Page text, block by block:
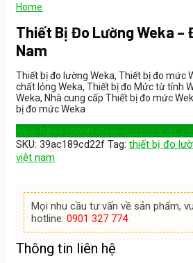
Home
Thiết Bị Đo Lường Weka –
Nam
Thiết bị đo lường Weka, Thiết bị đo mức
chất lỏng Weka, Thiết bị đo Mức từ tính
Weka, Nhà cung cấp Thiết bị đo mức
bị đo mức Weka
Mua hàng nhanh (Cách nhanh nhất để
SKU: 39ac189cd22f Tag: thiết bị đo
việt nam
Mọi nhu cầu tư vấn về sản phẩm,
hotline: 0901 327 774
Thông tin liên hệ